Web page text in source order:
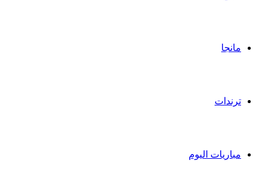
مانجا
ترندات
مباريات اليوم